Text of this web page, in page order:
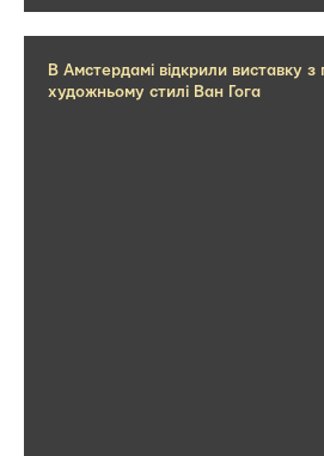
В Амстердамі відкрили виставку
художньому стилі Ван Гога